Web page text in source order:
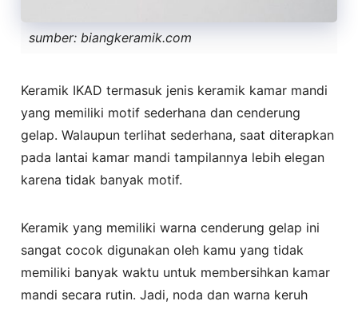
sumber: biangkeramik.com
Keramik IKAD termasuk jenis keramik kamar mandi
yang memiliki motif sederhana dan cenderung
gelap. Walaupun terlihat sederhana, saat diterapkan
pada lantai kamar mandi tampilannya lebih elegan
karena tidak banyak motif.
Keramik yang memiliki warna cenderung gelap ini
sangat cocok digunakan oleh kamu yang tidak
memiliki banyak waktu untuk membersihkan kamar
mandi secara rutin. Jadi, noda dan warna keruh